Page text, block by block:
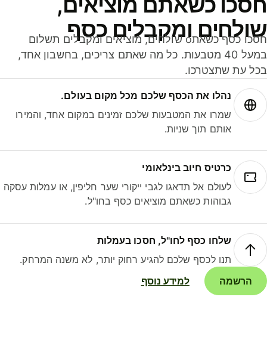
ומקבלים כסף
חסכו כסף כשאתo שולחים, מוציאים ומקבלים תשלום
במעל 40 מטבעות. כל מה שאתם צריכים, בחשבון אחד,
עת שתצטרכו.
נהלו את הכסף שלכם מכל מקום בעולם.
שמרו את המטבעות שלכם זמינים במקום אחד, והמירו
אותם תוך שניות.
כרטיס חיוב בינלאומי
לעולם אל תדאגו לגבי ייקורי שער חליפין, או עמלות עסקה
גבוהות כשאתם מוציאים כסף בחו"ל.
שלחו כסף לחו"ל, חסכו בעמלות
תנו לכסף שלכם להגיע רחוק יותר, לא משנה המרחק.
הרשמה
למידע נוסף